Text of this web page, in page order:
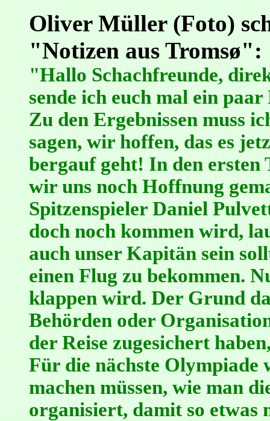
Oliver Müller (Foto)
"Notizen aus Tromsø":
"Hallo Schachfreunde,
sende ich euch mal ein
Zu den Ergebnissen muss
sagen, wir hoffen, das es
bergauf geht! In den ersten
wir uns noch Hoffnung
Spitzenspieler Daniel
doch noch kommen wird,
auch unser Kapitän sein
einen Flug zu bekommen.
klappen wird. Der Grund
Behörden oder
der Reise zugesichert
Für die nächste Olympiade
machen müssen, wie man
organisiert, damit so etwas